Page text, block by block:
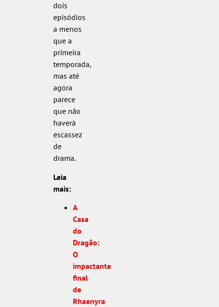
dois
episódios
a menos
que a
primeira
temporada,
mas até
agora
parece
que não
haverá
escassez
de
drama.
Leia
mais:
A
Casa
do
Dragão:
O
impactante
final
de
Rhaenyra